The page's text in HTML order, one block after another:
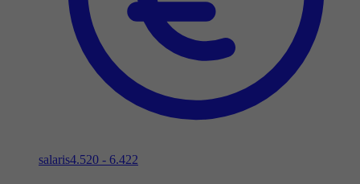
salaris4.520 - 6.422